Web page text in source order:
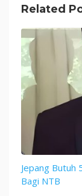
Related
Jepang Butuh
Bagi NTB